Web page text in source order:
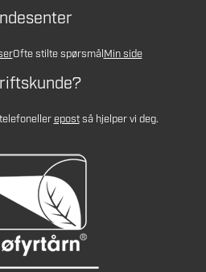
Ofte stilte spørsmålMin side
ellerepostså hjelper vi deg.